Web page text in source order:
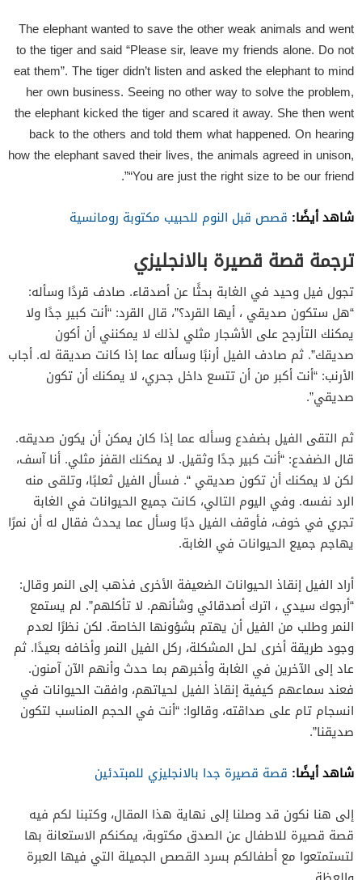
The elephant wanted to save the other weak animals and went
to the tiger and said “Please sir, leave my friends alone. Do not
eat them”. The tiger didn’t listen and asked the elephant to mind
her own business. Seeing no other way to solve the problem,
the elephant kicked the tiger and scared it away. She then went
back to the others and told them what happened. On hearing
how the elephant saved their lives, the animals agreed in unison,
“You are just the right size to be our friend”.
شاهد أيضًا: قصص قبل النوم للحبيب مكتوبة رومانسية
ترجمة قصة قصيرة بالانجليزي
تجول فيل وحيد في الغابة بحثًا عن أصدقاء. صادف قردًا وسأله:
“هل ستكون صديقي ، أيها القرد؟”، قال القرد: “أنت كبير جدًا ولا
يمكنك التأرجح على الأشجار مثلي لذلك لا يمكنني أن أكون
صديقك”. ثم صادف الفيل أرنبًا وسأله عما إذا كانت صديقة له. أجاب
الأرنب: “أنت أكبر من أن تتسع داخل جحري، لا يمكنك أن تكون
صديقي”.
ثم التقى الفيل بضفدع وسأله عما إذا كان يمكن أن يكون صديقه.
قال الضفدع: “أنت كبير جدًا وثقيل. لا يمكنك القفز مثلي. أنا آسف،
لكن لا يمكنك أن تكون صديقي “. فسأل الفيل ثعلبًا، وتلقى منه
الرد نفسه. وفي اليوم التالي، كانت جميع الحيوانات في الغابة
تجري في خوف، فأوقف الفيل دبًا وسأل عما يحدث فقال له أن نمرًا
يهاجم جميع الحيوانات في الغابة.
أراد الفيل إنقاذ الحيوانات الضعيفة الأخرى فذهب إلى النمر وقال:
“أرجوك سيدي ، اترك أصدقائي وشأنهم. لا تأكلهم”. لم يستمع
النمر وطلب من الفيل أن يهتم بشؤونها الخاصة. لكن نظرًا لعدم
وجود طريقة أخرى لحل المشكلة، ركل الفيل النمر وأخافه بعيدًا. ثم
عاد إلى الآخرين في الغابة وأخبرهم بما حدث وأنهم الآن آمنون.
فعند سماعهم كيفية إنقاذ الفيل لحياتهم، وافقت الحيوانات في
انسجام تام على صداقته، وقالوا: “أنت في الحجم المناسب لتكون
صديقنا”.
شاهد أيضًا: قصة قصيرة جدا بالانجليزي للمبتدئين
إلى هنا نكون قد وصلنا إلى نهاية هذا المقال، وكتبنا لكم فيه
قصة قصيرة للاطفال عن الصدق مكتوبة، يمكنكم الاستعانة بها
لتستمتعوا مع أطفالكم بسرد القصص الجميلة التي فيها العبرة